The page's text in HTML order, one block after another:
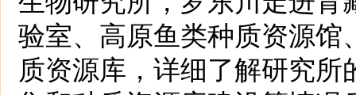
验室、高原鱼类种质资源
质资源库，详细了解研究